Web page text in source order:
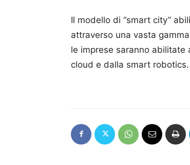
Il modello di “smart city”
attraverso una vasta
le imprese saranno abilitate
cloud e dalla smart robotics.